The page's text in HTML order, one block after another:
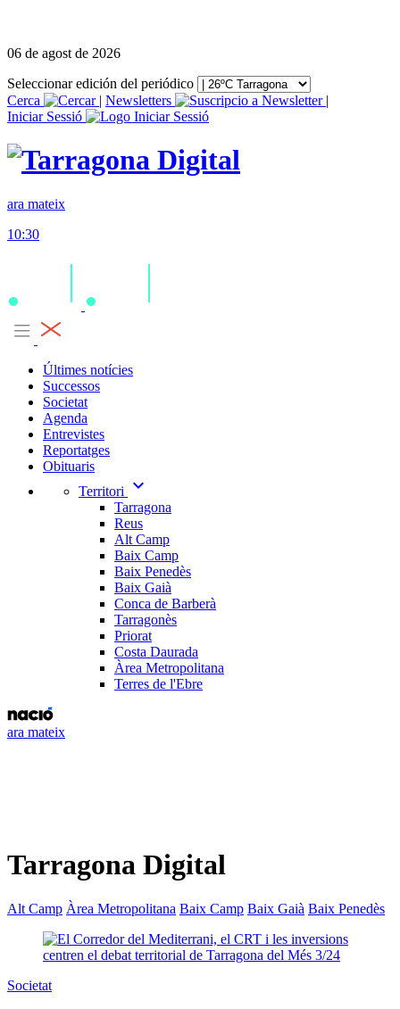
06 de agost de 2026
Seleccionar edición del periódico
Cerca
| Newsletters
|
Iniciar Sessió
ara mateix
10:30
Últimes notícies
Successos
Societat
Agenda
Entrevistes
Reportatges
Obituaris
Territori
expand_more
Tarragona
Reus
Alt Camp
Baix Camp
Baix Penedès
Baix Gaià
Conca de Barberà
Tarragonès
Priorat
Costa Daurada
Àrea Metropolitana
Terres de l'Ebre
ara mateix
Tarragona Digital
Alt Camp Àrea Metropolitana Baix Camp Baix Gaià Baix Penedès
Societat